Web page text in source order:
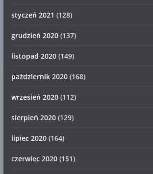
styczeń 2021 (128)
grudzień 2020(137)
listopad 2020(149)
październik 2020(168)
wrzesień 2020(112)
sierpień 2020(129)
lipiec 2020(164)
czerwiec 2020(151)